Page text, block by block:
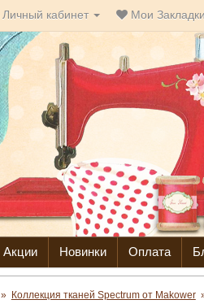
Личный кабинет Мои
Акции Новинки Оплата
» Коллекция тканей Spectrum от Makower